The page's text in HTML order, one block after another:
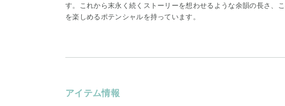
す。これから末永く続くストーリーを想わせるような余韻の長さ、
を楽しめるポテンシャルを持っています。
アイテム情報